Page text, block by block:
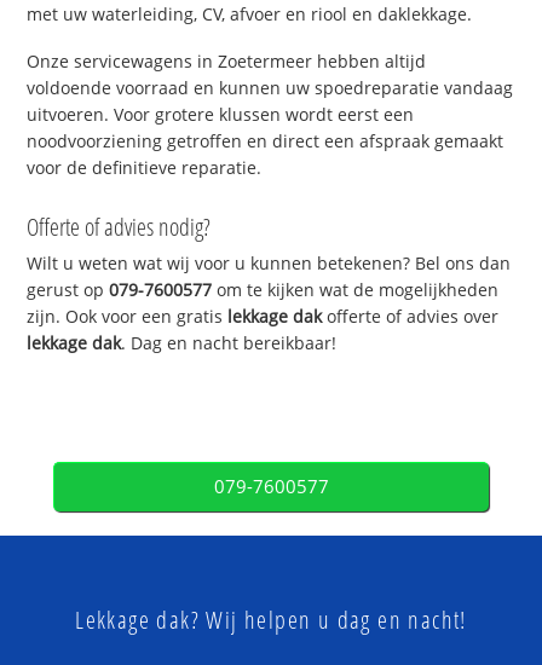
met uw waterleiding, CV, afvoer en riool en daklekkage.
Onze servicewagens in Zoetermeer hebben altijd
voldoende voorraad en kunnen uw spoedreparatie vandaag
uitvoeren. Voor grotere klussen wordt eerst een
noodvoorziening getroffen en direct een afspraak gemaakt
voor de definitieve reparatie.
Offerte of advies nodig?
Wilt u weten wat wij voor u kunnen betekenen? Bel ons dan
gerust op079-7600577 om te kijken wat de mogelijkheden
zijn. Ook voor een gratis lekkage dakofferte of advies over
lekkage dak. Dag en nacht bereikbaar!
079-7600577
Lekkage dak? Wij helpen u dag en nacht!